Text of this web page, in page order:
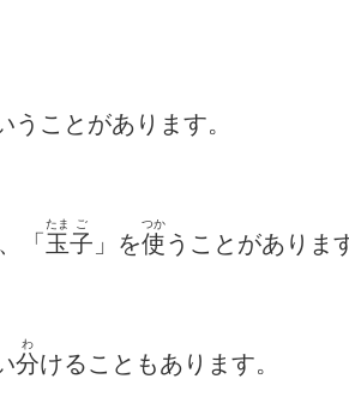
うことがあります。
「 玉
たま
子
ご
」を使
つか
うことがありま
分
わ
けることもあります。